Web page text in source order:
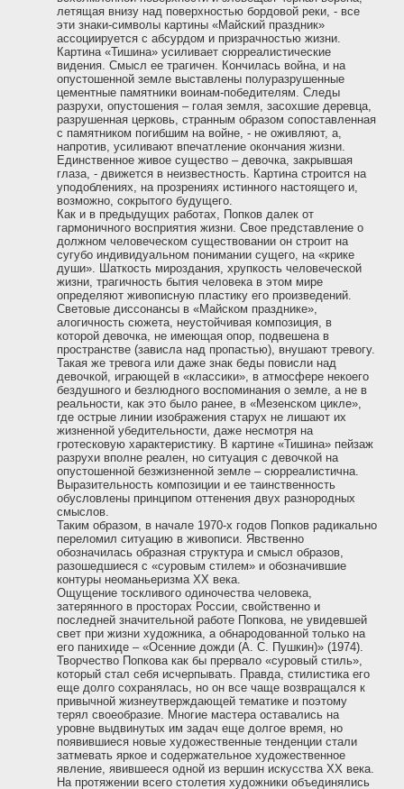
летящая внизу над поверхностью бордовой реки, - все
эти знаки-символы картины «Майский праздник»
ассоциируется с абсурдом и призрачностью жизни.
Картина «Тишина» усиливает сюрреалистические
видения. Смысл ее трагичен. Кончилась война, и на
опустошенной земле выставлены полуразрушенные
цементные памятники воинам-победителям. Следы
разрухи, опустошения – голая земля, засохшие деревца,
разрушенная церковь, странным образом сопоставленная
с памятником погибшим на войне, - не оживляют, а,
напротив, усиливают впечатление окончания жизни.
Единственное живое существо – девочка, закрывшая
глаза, - движется в неизвестность. Картина строится на
уподоблениях, на прозрениях истинного настоящего и,
возможно, сокрытого будущего.
Как и в предыдущих работах, Попков далек от
гармоничного восприятия жизни. Свое представление о
должном человеческом существовании он строит на
сугубо индивидуальном понимании сущего, на «крике
души». Шаткость мироздания, хрупкость человеческой
жизни, трагичность бытия человека в этом мире
определяют живописную пластику его произведений.
Световые диссонансы в «Майском празднике»,
алогичность сюжета, неустойчивая композиция, в
которой девочка, не имеющая опор, подвешена в
пространстве (зависла над пропастью), внушают тревогу.
Такая же тревога или даже знак беды повисли над
девочкой, играющей в «классики», в атмосфере некоего
бездушного и безлюдного воспоминания о земле, а не в
реальности, как это было ранее, в «Мезенском цикле»,
где острые линии изображения старух не лишают их
жизненной убедительности, даже несмотря на
гротесковую характеристику. В картине «Тишина» пейзаж
разрухи вполне реален, но ситуация с девочкой на
опустошенной безжизненной земле – сюрреалистична.
Выразительность композиции и ее таинственность
обусловлены принципом оттенения двух разнородных
смыслов.
Таким образом, в начале 1970-х годов Попков радикально
переломил ситуацию в живописи. Явственно
обозначилась образная структура и смысл образов,
разошедшиеся с «суровым стилем» и обозначившие
контуры неоманьеризма ХХ века.
Ощущение тоскливого одиночества человека,
затерянного в просторах России, свойственно и
последней значительной работе Попкова, не увидевшей
свет при жизни художника, а обнародованной только на
его панихиде – «Осенние дожди (А. С. Пушкин)» (1974).
Творчество Попкова как бы прервало «суровый стиль»,
который стал себя исчерпывать. Правда, стилистика его
еще долго сохранялась, но он все чаще возвращался к
привычной жизнеутверждающей тематике и поэтому
терял своеобразие. Многие мастера оставались на
уровне выдвинутых им задач еще долгое время, но
появившиеся новые художественные тенденции стали
затмевать яркое и содержательное художественное
явление, явившееся одной из вершин искусства ХХ века.
На протяжении всего столетия художники объединялись